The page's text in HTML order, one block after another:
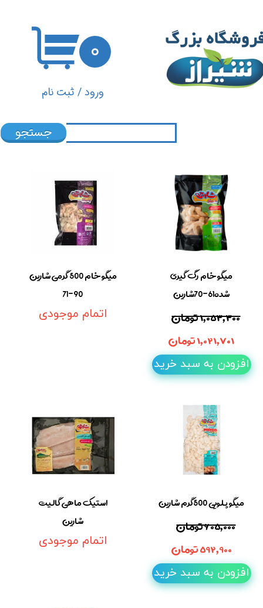
ورود/ ثبت نام
تغییر گذر واژه
سفارشات
۰
جستجو
میگو خام رگ گیری
شده61-70شارین
۱,۰۵۳,۳۰۰ تومان
۱,۰۲۱,۷۰۱ تومان
افزودن به سبد خرید
میگو خام 500 گرمی شارین
90-71
اتمام موجودی
میگو پلویی 500گرم شارین
۶۰۵,۰۰۰ تومان
۵۹۲,۹۰۰ تومان
افزودن به سبد خرید
استیک ماهی گالیت
شارین
اتمام موجودی